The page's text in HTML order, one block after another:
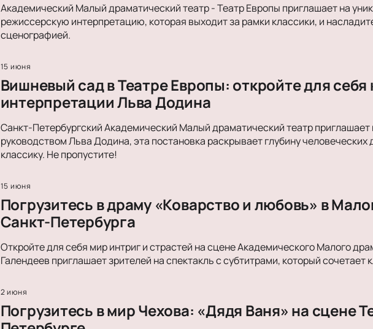
Академический Малый драматический театр - Театр Европы приглашает на
режиссерскую интерпретацию, которая выходит за рамки классики, и
сценографией.
15 июня
Вишневый сад в Театре Европы: откройте для себя
интерпретации Льва Додина
Санкт-Петербургский Академический Малый драматический театр
руководством Льва Додина, эта постановка раскрывает глубину
классику. Не пропустите!
15 июня
Погрузитесь в драму «Коварство и любовь» в
Санкт-Петербурга
Откройте для себя мир интриг и страстей на сцене Академического Малого
Галендеев приглашает зрителей на спектакль с субтитрами, который сочетает
2 июня
Погрузитесь в мир Чехова: «Дядя Ваня» на сцене